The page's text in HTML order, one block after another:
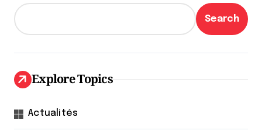
Search
Explore Topics
Actualités